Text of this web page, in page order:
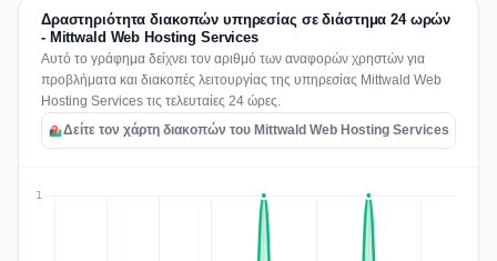
Δραστηριότητα διακοπών υπηρεσίας σε διάστημα 24 ωρών
- Mittwald Web Hosting Services
Αυτό το γράφημα δείχνει τον αριθμό των αναφορών χρηστών για
προβλήματα και διακοπές λειτουργίας της υπηρεσίας Mittwald Web
Hosting Services τις τελευταίες 24 ώρες.
Δείτε τον χάρτη διακοπών του Mittwald Web Hosting Services